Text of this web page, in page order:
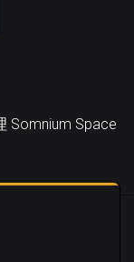
Somnium Space